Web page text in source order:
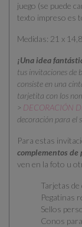
juego (se puede
texto impreso es
Medidas: 21 x
¡Una idea
tus invitaciones de
consiste en una
tarjetita con los
> DECORACIÓN
decoración para el
Para estas
complementos de
ven en la foto u
Tarjetas
Pegatinas
Sellos
Conos